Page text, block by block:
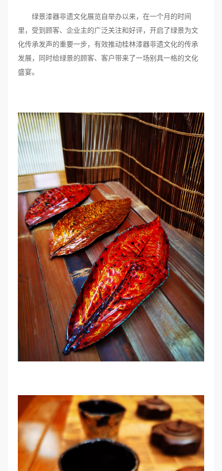
绿景漆器非遗文化展览自举办以来，在一个月的时间
里，受到顾客、企业主的广泛关注和好评，开启了绿景为文
化传承发声的重要一步，有效推动桂林漆器非遗文化的传承
发展，同时给绿景的顾客、客户带来了一场别具一格的文化
盛宴。